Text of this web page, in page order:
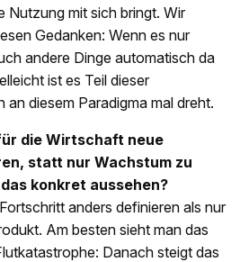
Nutzung mit sich bringt. Wir
Gedanken: Wenn es nur
andere Dinge automatisch da
ist es Teil dieser
an diesem Paradigma mal dreht.
die Wirtschaft neue
statt nur Wachstum zu
konkret aussehen?
anders definieren als nur
Am besten sieht man das
Danach steigt das